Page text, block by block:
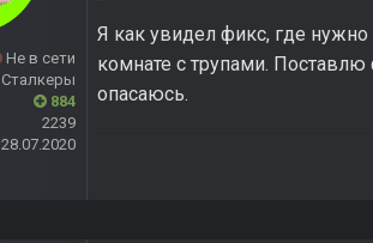
Не в сети
Сталкеры
884
2239
28.07.2020
Я как увидел фикс, где нужно
комнате с трупами. Поставлю
опасаюсь.